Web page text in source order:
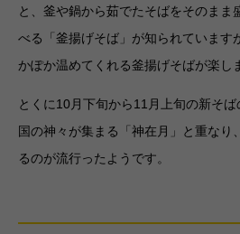
と、釜や鍋から茹でたそばをそのまま
べる「釜揚げそば」が知られています
かぽか温めてくれる釜揚げそばが楽し
とくに10月下旬から11月上旬の新そ
国の神々が集まる「神在月」と重なり
るのが流行ったようです。